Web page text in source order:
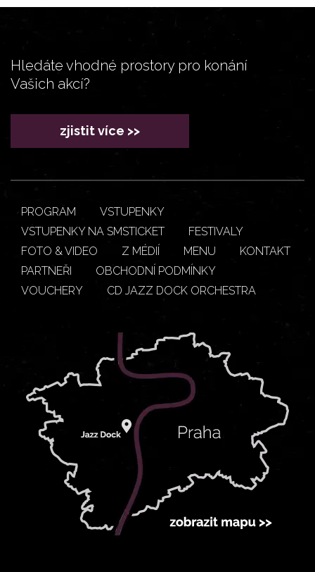
Hledáte vhodné prostory pro konání
Vašich akcí?
zjistit více >>
PROGRAM
VSTUPENKY
VSTUPENKY NA SMSTICKET
FESTIVALY
FOTO & VIDEO
Z MÉDIÍ MENU
KONTAKT
PARTNEŘI
OBCHODNÍ PODMÍNKY
VOUCHERY
CD JAZZ DOCK ORCHESTRA